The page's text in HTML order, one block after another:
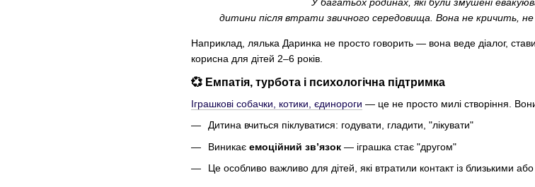
дитини після втрати звичного середовища. Вона не кричить,
Наприклад, лялька Даринка не просто говорить — вона веде діалог,
корисна для дітей 2–6 років.
💞 Емпатія, турбота і психологічна підтримка
Іграшкові собачки, котики, єдинороги — це не просто милі створіння.
Дитина вчиться піклуватися: годувати, гладити, "лікувати"
Виникає емоційний зв’язок — іграшка стає "другом"
Це особливо важливо для дітей, які втратили контакт із близькими